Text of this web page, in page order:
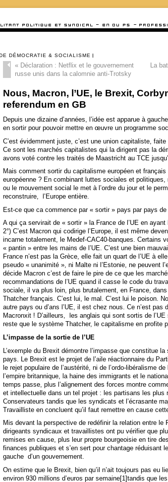
DÉMOCRATIE & SOCIALISME
«Déclaration : Netflix et le gouvernement
russe unis dans la calomnie anti-Trotsky
La
Nous, Macron, l’UE, le Brexit,
referendum en GB
Depuis une dizaine d’années, l’idée est apparue à
en sortir pour pouvoir mettre en œuvre un programme
C’est évidemment juste, c’est une union capitaliste,
Ce sont les marchés capitalistes qui la dirigent pas la
avons voté contre les traités de Maastricht au TCE
Mais comment sortir du capitalisme européen et
européenne ? En combinant luttes sociales et
ou le mouvement social le met à l’ordre du jour et le
reconstruire, l’Europe entière.
Est-ce que ca commence par « sortir » pays par pays de
A qui ça servirait de « sortir » la France de l’UE en
2°) C’est Macron qui codirige l’Europe, il est même
incarne totalement, le Medef-CAC40-banques. Certains
« pantin » entre les mains de l’UE. C’est une bien
France n’est pas la Grèce, elle fait un quart de l’UE à
pseudo « unanimité », ni Malte ni l’Estonie, ne peuvent
décide Macron c’est de faire le pire de ce que les
recommandations de l’UE quand il casse le code du
sociale, il va plus loin, plus brutalement, en France,
Thatcher français. C’est lui, le mal. C’est lui le poison.
autre pays ou d’ans l’UE, il est chez nous. Ce n’est pas
Macronxit ! D’ailleurs, les anglais qui sont sortis de
reste que le système Thatcher, le capitalisme en profite
L’impasse de la sortie de l’UE
L’exemple du Brexit démontre l’impasse que constitue
pays. Le Brexit est le projet de l’aile réactionnaire du
le rejet populaire de l’austérité, ni de l’ordo-libéralisme
l’empire britannique, la haine des immigrants et le
temps passe, plus l’alignement des forces montre
et intellectuelle dans un tel projet : les partisans les plus
Conservateurs tandis que les syndicats et l’écrasante
Travailliste en concluent qu’il faut remettre en cause
Mis devant la perspective de redéfinir la relation entre le
dirigeants syndicaux et travaillistes ont pu vérifier que
remises en cause, plus leur propre bourgeoisie en tire
finances publiques et s’en sert pour chantage réduisant
gauche d’un gouvernement.
On estime que le Brexit, bien qu’il n’ait toujours pas eu
environ 930 millions d’euros par semaine[1]tandis que